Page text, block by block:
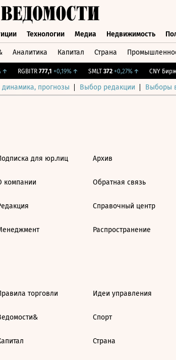
Технологии Медиа Недвижимость
Аналитика Капитал Страна
RGBITR 777,1 +0,19%↑ SMLT 372 +0,27%↑ CNY Бирж.
прогнозы Выбор редакции Выборы
для юр.лиц
компании
Архив
Обратная связь
Справочный центр
Распространение
торговли Идеи управления
Спорт
Страна